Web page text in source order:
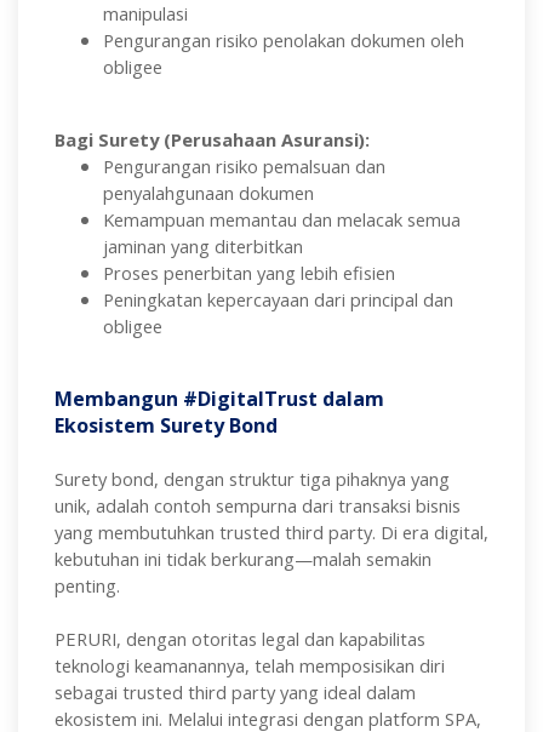
manipulasi
Pengurangan risiko penolakan dokumen oleh
obligee
Bagi Surety (Perusahaan Asuransi):
Pengurangan risiko pemalsuan dan
penyalahgunaan dokumen
Kemampuan memantau dan melacak semua
jaminan yang diterbitkan
Proses penerbitan yang lebih efisien
Peningkatan kepercayaan dari principal dan
obligee
Membangun #DigitalTrust dalam
Ekosistem Surety Bond
Surety bond, dengan struktur tiga pihaknya yang
unik, adalah contoh sempurna dari transaksi bisnis
yang membutuhkan trusted third party. Di era digital,
kebutuhan ini tidak berkurang—malah semakin
penting.
PERURI, dengan otoritas legal dan kapabilitas
teknologi keamanannya, telah memposisikan diri
sebagai trusted third party yang ideal dalam
ekosistem ini. Melalui integrasi dengan platform SPA,